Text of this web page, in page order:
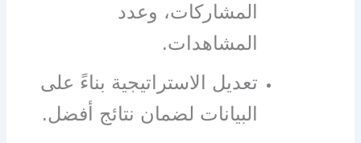
المشاركات، وعدد
المشاهدات.
تعديل الاستراتيجية بناءً على
البيانات لضمان نتائج أفضل.